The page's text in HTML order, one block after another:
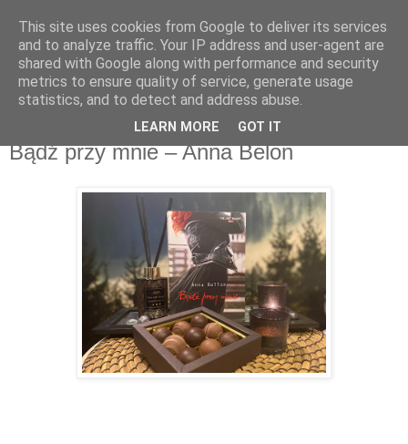
Recenzje na widelcu
Portal kulturalny - książki, recenzje, inspiracje, konkursy.
czwartek, 25 lutego 2021
Bądź przy mnie – Anna Belon
This site uses cookies from Google to deliver its services
and to analyze traffic. Your IP address and user-agent are
shared with Google along with performance and security
metrics to ensure quality of service, generate usage
statistics, and to detect and address abuse.
LEARN MORE GOT IT